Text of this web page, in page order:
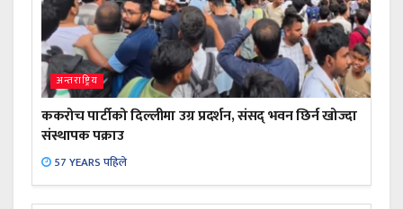
अन्तराष्ट्रिय
ककरोच पार्टीको दिल्लीमा उग्र प्रदर्शन, संसद् भवन छिर्न खोज्दा
संस्थापक पक्राउ
57 YEARS पहिले